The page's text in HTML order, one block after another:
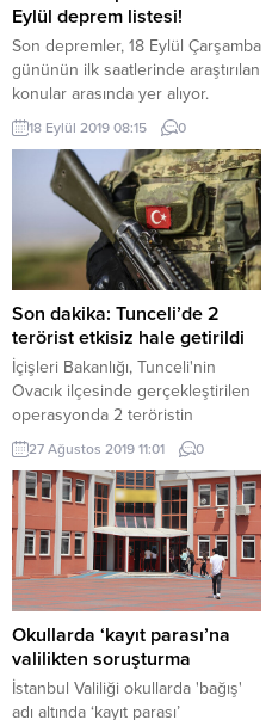
dileklerde bulacak. SMS ve mobil
telefon uygulamalarından
gönderilen...
Eylül deprem listesi!
Son depremler, 18 Eylül Çarşamba
gününün ilk saatlerinde araştırılan
konular arasında yer alıyor.
Yurdun bazı bölgelerinde
gerçekleşen artçı ve büyük
depremlerin ardından araştırılan
konular arasında yer alan son
depremler, Kandilli Rasathanesi
tarafından anlık olarak
yayımlanıyor. İşte, 18 Eylül tarihli
son depremler listesi
18 Eylül 2019 08:15 0
Son dakika: Tunceli’de 2
terörist etkisiz hale getirildi
İçişleri Bakanlığı, Tunceli'nin
Ovacık ilçesinde gerçekleştirilen
operasyonda 2 teröristin
silahlarıyla birlikte etkisiz hale
getirildiğini açıkladı.
27 Ağustos 2019 11:01 0
Okullarda ‘kayıt parası’na
valilikten soruşturma
İstanbul Valiliği okullarda 'bağış'
adı altında ‘kayıt parası’